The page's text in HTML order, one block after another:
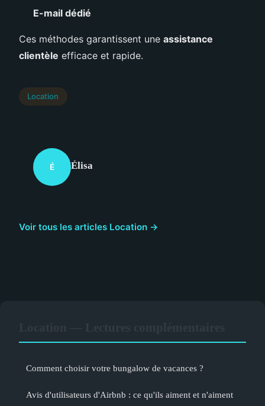
E-mail dédié
Ces méthodes garantissent une assistance
clientèle efficace et rapide.
Location
É Élisa
Voir tous les articles Location →
Comment choisir votre bungalow de vacances ?
Avis d'utilisateurs d'Airbnb : ce qu'ils aiment et n'aiment